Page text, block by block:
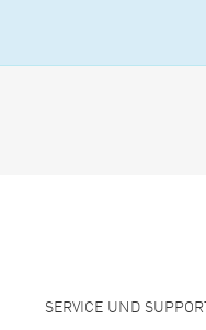
SERVICE UND SUPPORT